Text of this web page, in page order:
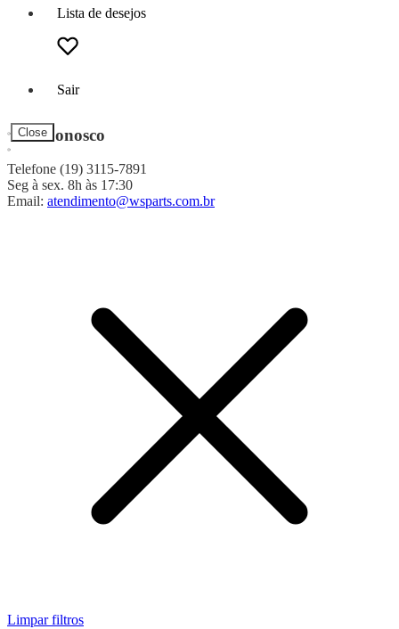
Lista de desejos
Sair
Close
Fale Conosco
Telefone (19) 3115-7891
Seg à sex. 8h às 17:30
Email: atendimento@wsparts.com.br
Limpar filtros